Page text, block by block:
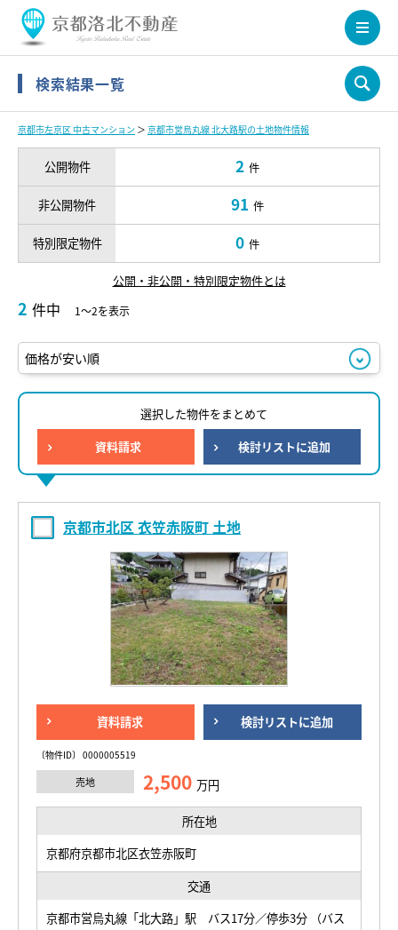
検索結果一覧
京都市左京区 中古マンション ＞ 京都市営烏丸線 北大路駅の土地物件情報
公開物件 2 件
非公開物件 91 件
特別限定物件 0 件
公開・非公開・特別限定物件とは
2 件中 1～2を表示
選択した物件をまとめて
資料請求
検討リストに追加
京都市北区 衣笠赤阪町 土地
資料請求 検討リストに追加
〔物件ID〕 0000005519
売地 2,500 万円
所在地
京都府京都市北区衣笠赤阪町
交通
京都市営烏丸線「北大路」駅 バス17分／停歩3分 （バス